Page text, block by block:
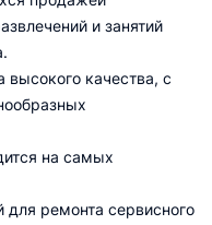
и занятий
качества, с
на самых
для ремонта сервисного